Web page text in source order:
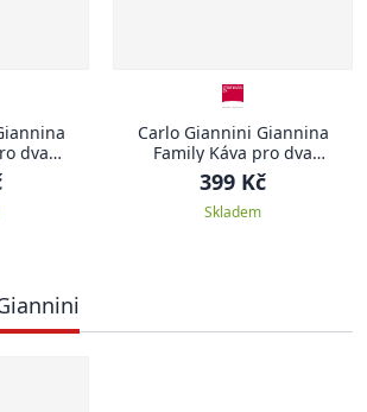
dva
80 ml
Carlo Giannini Giannina
Family Káva pro dva
GIANNINA FAMILY
399 Kč
Skladem